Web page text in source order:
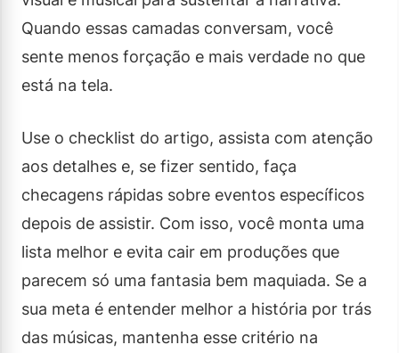
Quando essas camadas conversam, você
sente menos forçação e mais verdade no que
está na tela.
Use o checklist do artigo, assista com atenção
aos detalhes e, se fizer sentido, faça
checagens rápidas sobre eventos específicos
depois de assistir. Com isso, você monta uma
lista melhor e evita cair em produções que
parecem só uma fantasia bem maquiada. Se a
sua meta é entender melhor a história por trás
das músicas, mantenha esse critério na